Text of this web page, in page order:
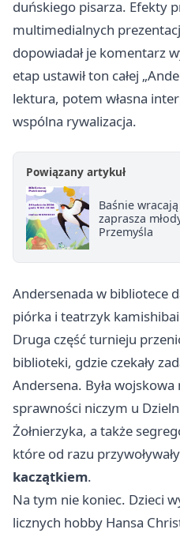
duńskiego pisarza. Efekty
multimedialnych
dopowiadał je komentarz
etap ustawił ton całej
lektura, potem własna
wspólna rywalizacja.
Powiązany artykuł
Baśnie
zaprasza
Przemyśla
Andersenada w bibliotece
piórka i teatrzyk kamishibai
Druga część turnieju
biblioteki, gdzie czekały
Andersena. Była
sprawności niczym u
Żołnierzyka, a także
które od razu
kaczątkiem.
Na tym nie koniec. Dzieci
licznych hobby Hansa